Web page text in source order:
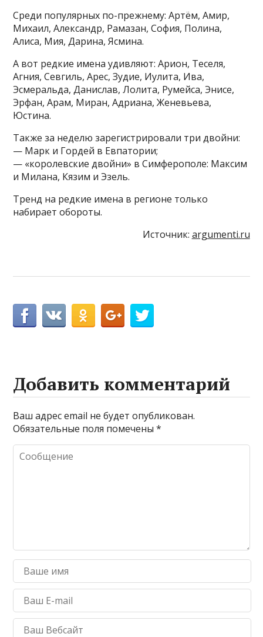
Среди популярных по-прежнему: Артём, Амир,
Михаил, Александр, Рамазан, София, Полина,
Алиса, Мия, Дарина, Ясмина.
А вот редкие имена удивляют: Арион, Теселя,
Агния, Севгиль, Арес, Зудие, Иулита, Ива,
Эсмеральда, Данислав, Лолита, Румейса, Энисе,
Эрфан, Арам, Миран, Адриана, Женевьева,
Юстина.
Также за неделю зарегистрировали три двойни:
— Марк и Гордей в Евпатории;
— «королевские двойни» в Симферополе: Максим
и Милана, Кязим и Эзель.
Тренд на редкие имена в регионе только
набирает обороты.
Источник: argumenti.ru
Добавить комментарий
Ваш адрес email не будет опубликован.
Обязательные поля помечены*